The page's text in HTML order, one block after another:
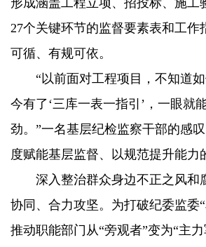
27个关键环节的监督要素表和工作
可循、有规可依。
“以前面对工程项目，不知道如
今有了‘三库一表一指引’，一眼就
劲。”一名基层纪检监察干部的感
度赋能基层监督、以规范提升能力
深入整治群众身边不正之风和
协同、合力攻坚。为打破纪委监委“
推动职能部门从“旁观者”变为“主